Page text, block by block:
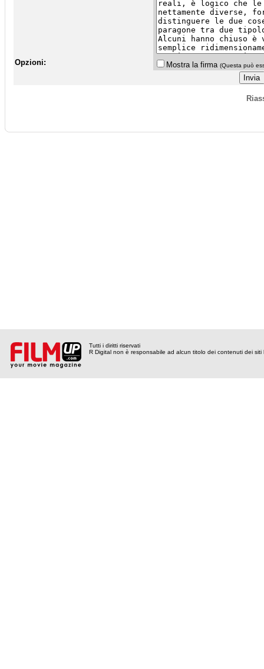
Opzioni: Mostra la firma (Questa può
Tutti i diritti riservati
R Digital non è responsabile ad alcun titolo dei contenuti dei siti